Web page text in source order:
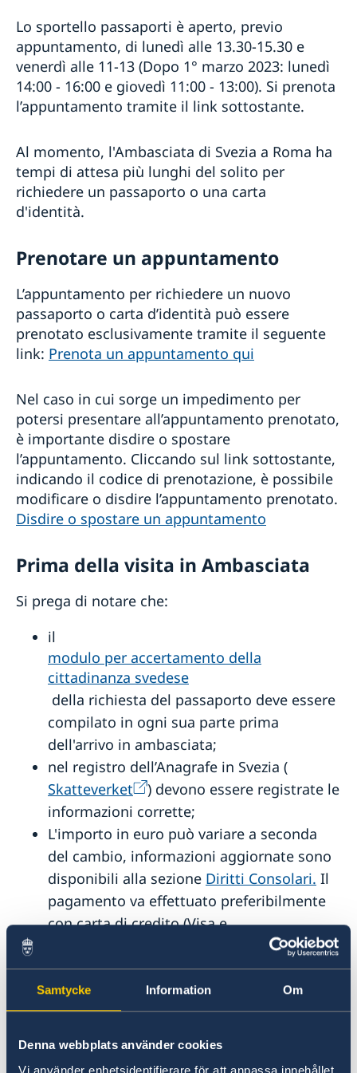
Samtycke Information Om
Denna webbplats använder cookies
Vi använder enhetsidentifierare för att anpassa innehållet
Lo sportello passaporti è aperto, previo
appuntamento, di lunedì alle 13.30-15.30 e
venerdì alle 11-13 (Dopo 1° marzo 2023: lunedì
14:00 - 16:00 e giovedì 11:00 - 13:00). Si prenota
l’appuntamento tramite il link sottostante.
Al momento, l'Ambasciata di Svezia a Roma ha
tempi di attesa più lunghi del solito per
richiedere un passaporto o una carta
d'identità.
Prenotare un appuntamento
L’appuntamento per richiedere un nuovo
passaporto o carta d’identità può essere
prenotato esclusivamente tramite il seguente
link: Prenota un appuntamento qui
Nel caso in cui sorge un impedimento per
potersi presentare all’appuntamento prenotato,
è importante disdire o spostare
l’appuntamento. Cliccando sul link sottostante,
indicando il codice di prenotazione, è possibile
modificare o disdire l’appuntamento prenotato.
Disdire o spostare un appuntamento
Prima della visita in Ambasciata
Si prega di notare che:
il
modulo per accertamento della
cittadinanza svedese
della richiesta del passaporto deve essere
compilato in ogni sua parte prima
dell'arrivo in ambasciata;
nel registro dell’Anagrafe in Svezia (
Skatteverket
) devono essere registrate le
informazioni corrette;
L'importo in euro può variare a seconda
del cambio, informazioni aggiornate sono
disponibili alla sezione Diritti Consolari. Il
pagamento va effettuato preferibilmente
con carta di credito (Visa e
necessaria alla richiesta di un passaporto
consultare le pagine seguenti: